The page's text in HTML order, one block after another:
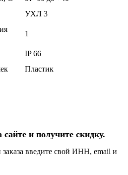
УХЛ 3
1
IP 66
Пластик
сайте и получите скидку.
введите свой ИНН, email и